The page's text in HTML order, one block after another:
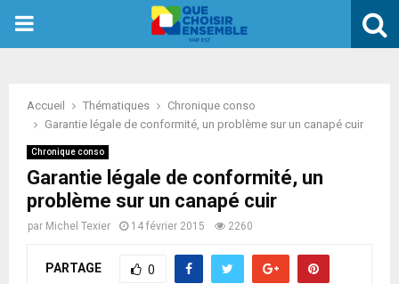
PRIMARY
Accueil Thématiques
Chronique conso
Garantie légale de conformité, un problème sur un canapé cuir
Chronique conso
Garantie légale de conformité, un
problème sur un canapé cuir
par Michel Texier 14 février 2015 2260
PARTAGE 0